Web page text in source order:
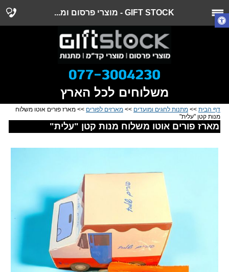
GIFT STOCK - מוצרי פרסום ומ...
משלוחים לכל הארץ
דף הבית >> מתנות לחגים ומועדים >> מארזים לפורים >> מארז פורים אוטו משלוח
מנות קטן "עלית"
מארז פורים אוטו משלוח מנות קטן "עלית"